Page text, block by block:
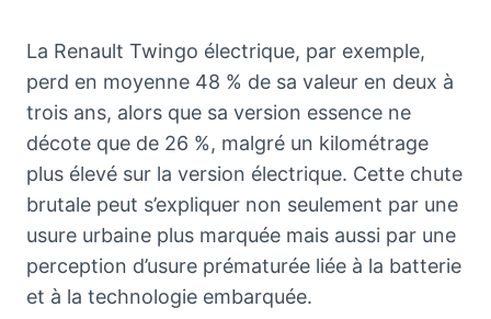
La Renault Twingo électrique, par exemple,
perd en moyenne 48 % de sa valeur en deux à
trois ans, alors que sa version essence ne
décote que de 26 %, malgré un kilométrage
plus élevé sur la version électrique. Cette chute
brutale peut s’expliquer non seulement par une
usure urbaine plus marquée mais aussi par une
perception d’usure prématurée liée à la batterie
et à la technologie embarquée.